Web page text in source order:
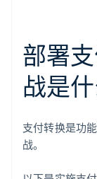
部署
战是什
支付转换是功
战。